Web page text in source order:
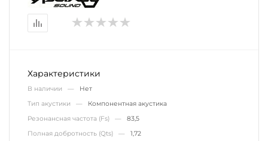
Характеристики
В наличии — Нет
Тип акустики — Компонентная акустика
Резонансная частота (Fs) — 83,5
Полная добротность (Qts) — 1,72